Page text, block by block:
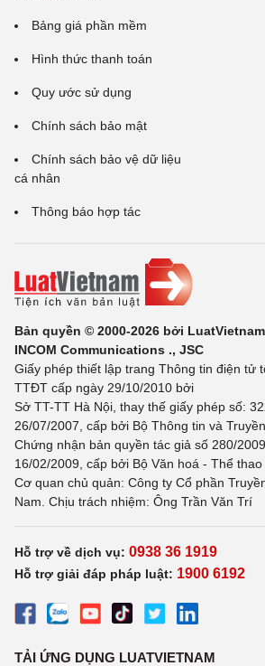
Bảng giá phần mềm
Hình thức thanh toán
Quy ước sử dụng
Chính sách bảo mật
Chính sách bảo vệ dữ liệu
cá nhân
Thông báo hợp tác
Bản quyền © 2000-2026 bởi
INCOM Communications ., JSC
Giấy phép thiết lập trang Thông tin điện tử
TTĐT cấp ngày 29/10/2010 bởi
Sở TT-TT Hà Nội, thay thế giấy phép số:
26/07/2007, cấp bởi Bộ Thông tin và
Chứng nhận bản quyền tác giả số 280/
16/02/2009, cấp bởi Bộ Văn hoá - Thể thao
Cơ quan chủ quản: Công ty Cổ phần
Nam. Chịu trách nhiệm: Ông Trần Văn Trí
Hỗ trợ về dịch vụ: 0938 36 1919
Hỗ trợ giải đáp pháp luật: 1900 6192
TẢI ỨNG DỤNG LUATVIETNAM